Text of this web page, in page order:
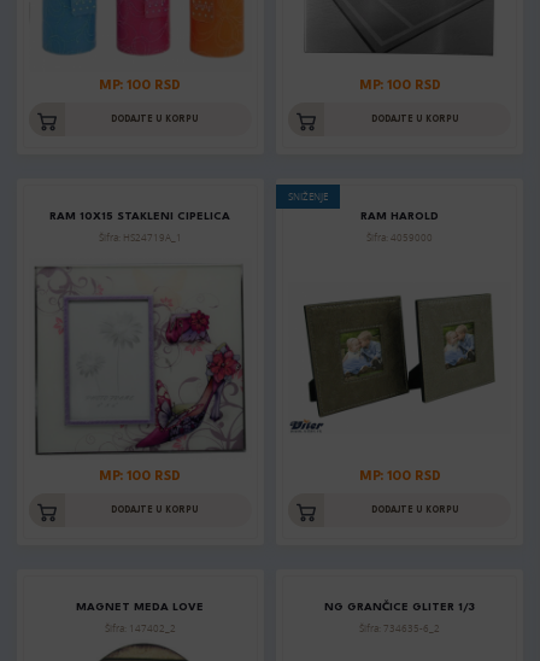
MP: 100 RSD
DODAJTE U KORPU
MP: 100 RSD
DODAJTE U KORPU
RAM 10X15 STAKLENI CIPELICA
Šifra: HS24719A_1
MP: 100 RSD
DODAJTE U KORPU
SNIŽENJE
RAM HAROLD
Šifra: 4059000
MP: 100 RSD
DODAJTE U KORPU
MAGNET MEDA LOVE
Šifra: 147402_2
NG GRANČICE GLITER 1/3
Šifra: 734635-6_2